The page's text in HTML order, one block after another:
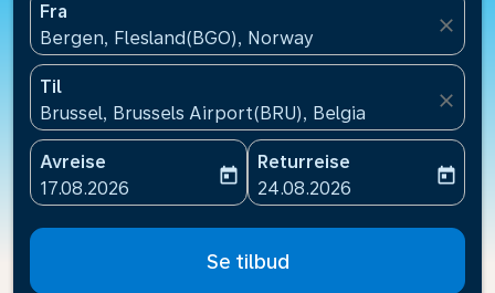
Fra
Bergen, Flesland(BGO), Norway
close
Til
Brussel, Brussels Airport(BRU), Belgia
close
Avreise
fc-booking-departure-date-aria-label
17.08.2026
today
Returreise
fc-booking-return-date-
24.08.2026
today
Se tilbud